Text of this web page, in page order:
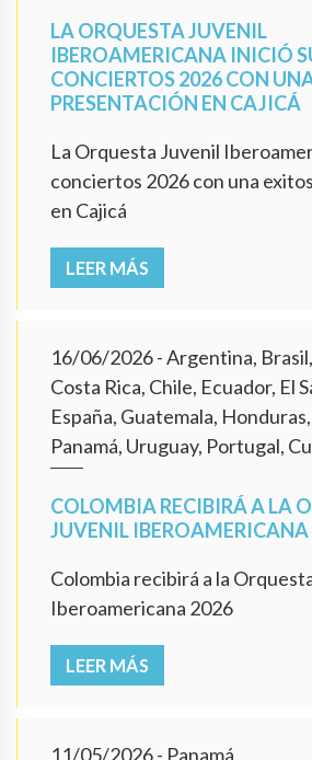
LA ORQUESTA JUVENIL
IBEROAMERICANA INICIÓ
CONCIERTOS 2026 CON
PRESENTACIÓN EN CAJICÁ
La Orquesta Juvenil
conciertos 2026 con una
en Cajicá
LEER MÁS
16/06/2026- Argentina,
Costa Rica, Chile, Ecuador, El
España, Guatemala,
Panamá, Uruguay, Portugal,
COLOMBIA RECIBIRÁ A LA
JUVENIL
Colombia recibirá a la
Iberoamericana 2026
LEER MÁS
11/05/2026- Panamá